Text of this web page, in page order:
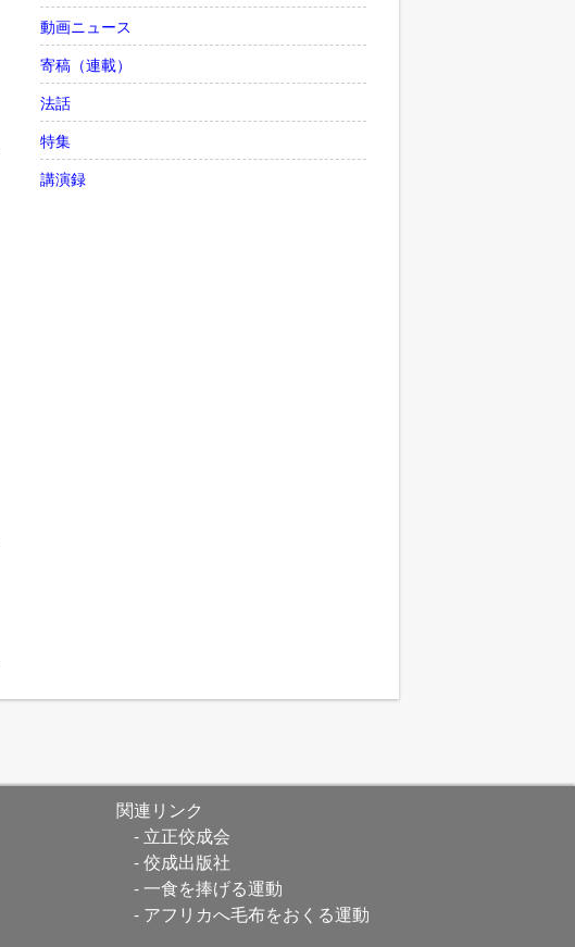
動画ニュース
寄稿（連載）
法話
特集
講演録
関連リンク
立正佼成会
佼成出版社
一食を捧げる運動
アフリカへ毛布をおくる運動